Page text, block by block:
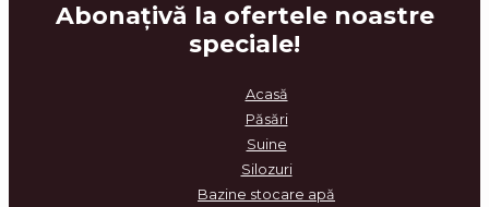
Abonațivă la ofertele noastre
speciale!
Acasă
Păsări
Suine
Silozuri
Bazine stocare apă